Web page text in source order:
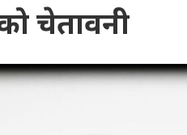
चेतावनी